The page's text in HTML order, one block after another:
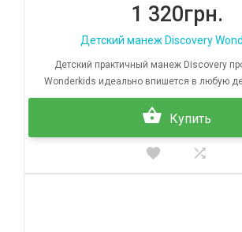
1 320грн.
Детский манеж Discovery
Детский практичный манеж Discovery
Wonderkids идеально впишется в любую
Купить